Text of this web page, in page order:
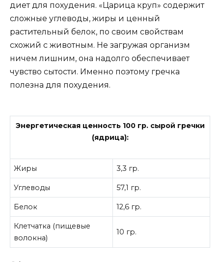
диет для похудения. «Царица круп» содержит
сложные углеводы, жиры и ценный
растительный белок, по своим свойствам
схожий с животным. Не загружая организм
ничем лишним, она надолго обеспечивает
чувство сытости. Именно поэтому гречка
полезна для похудения.
Энергетическая ценность 100 гр. сырой гречки
(ядрица):
Жиры 3,3 гр.
Углеводы 57,1 гр.
Белок 12,6 гр.
Клетчатка (пищевые
волокна)
10 гр.